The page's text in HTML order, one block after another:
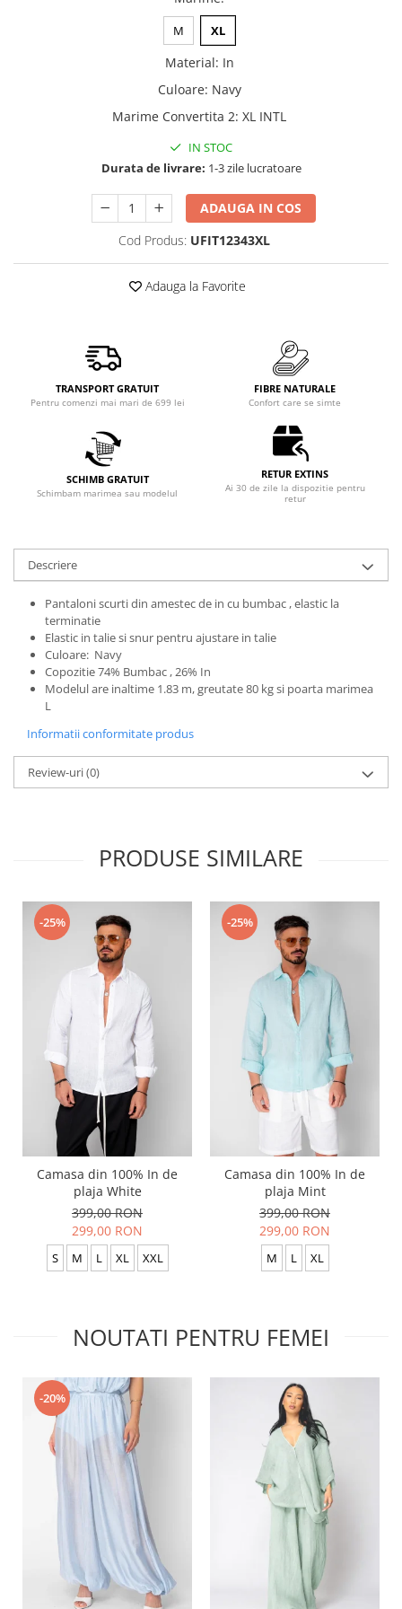
M XL
Material: In
Culoare: Navy
Marime Convertita 2: XL INTL
IN STOC
Durata de livrare: 1-3 zile lucratoare
ADAUGA IN COS
Cod Produs: UFIT12343XL
Adauga la Favorite
TRANSPORT GRATUIT
Pentru comenzi mai mari de 699 lei
FIBRE NATURALE
Confort care se simte
SCHIMB GRATUIT
Schimbam marimea sau modelul
RETUR EXTINS
Ai 30 de zile la dispozitie pentru
retur
Descriere
Pantaloni scurti din amestec de in cu bumbac , elastic la
terminatie
Elastic in talie si snur pentru ajustare in talie
Culoare: Navy
Copozitie 74% Bumbac , 26% In
Modelul are inaltime 1.83 m, greutate 80 kg si poarta marimea
L
Informatii conformitate produs
Review-uri(0)
PRODUSE SIMILARE
-25%
Camasa din 100% In de
plaja White
399,00 RON
299,00 RON
S M L XL XXL
-25%
Camasa din 100% In de
plaja Mint
399,00 RON
299,00 RON
M L XL
NOUTATI PENTRU FEMEI
-20%